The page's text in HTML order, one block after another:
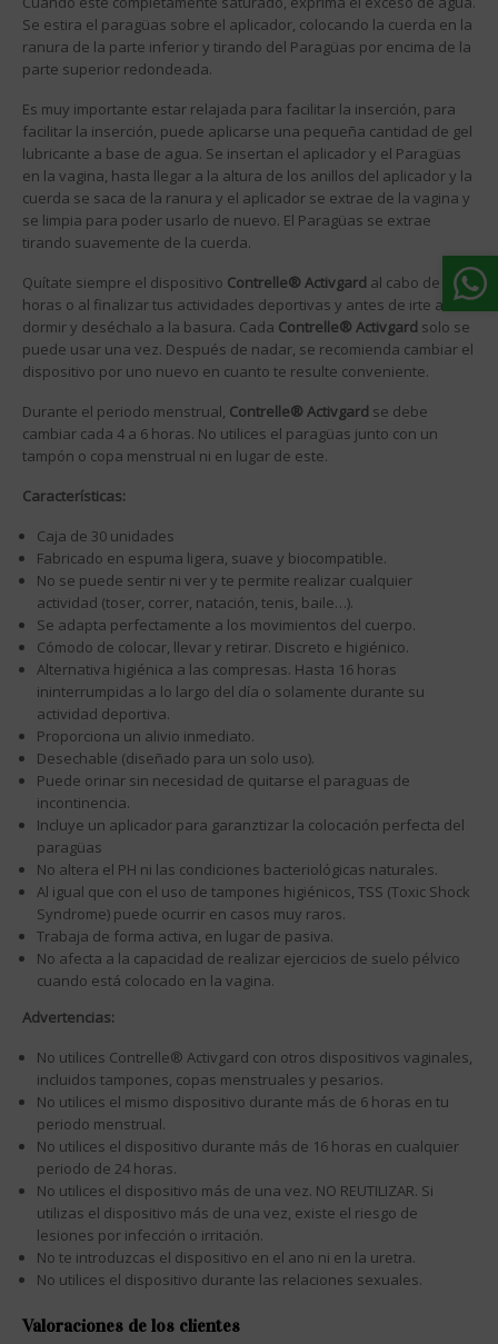
Se estira el paragüas sobre el aplicador, colocando la cuerda en la
ranura de la parte inferior y tirando del Paragüas por encima de la
parte superior redondeada.
Es muy importante estar relajada para facilitar la inserción, para
facilitar la inserción, puede aplicarse una pequeña cantidad de gel
lubricante a base de agua. Se insertan el aplicador y el Paragüas
en la vagina, hasta llegar a la altura de los anillos del aplicador y la
cuerda se saca de la ranura y el aplicador se extrae de la vagina y
se limpia para poder usarlo de nuevo. El Paragüas se extrae
tirando suavemente de la cuerda.
Quítate siempre el dispositivo Contrelle® Activgard al cabo de 16
horas o al finalizar tus actividades deportivas y antes de irte a
dormir y deséchalo a la basura. Cada Contrelle® Activgard solo se
puede usar una vez. Después de nadar, se recomienda cambiar el
dispositivo por uno nuevo en cuanto te resulte conveniente.
Durante el periodo menstrual, Contrelle® Activgard se debe
cambiar cada 4 a 6 horas. No utilices el paragüas junto con un
tampón o copa menstrual ni en lugar de este.
Características:
Caja de 30 unidades
Fabricado en espuma ligera, suave y biocompatible.
No se puede sentir ni ver y te permite realizar cualquier
actividad (toser, correr, natación, tenis, baile…).
Se adapta perfectamente a los movimientos del cuerpo.
Cómodo de colocar, llevar y retirar. Discreto e higiénico.
Alternativa higiénica a las compresas. Hasta 16 horas
ininterrumpidas a lo largo del día o solamente durante su
actividad deportiva.
Proporciona un alivio inmediato.
Desechable (diseñado para un solo uso).
Puede orinar sin necesidad de quitarse el paraguas de
incontinencia.
Incluye un aplicador para garanztizar la colocación perfecta del
paragüas
No altera el PH ni las condiciones bacteriológicas naturales.
Al igual que con el uso de tampones higiénicos, TSS (Toxic Shock
Syndrome) puede ocurrir en casos muy raros.
Trabaja de forma activa, en lugar de pasiva.
No afecta a la capacidad de realizar ejercicios de suelo pélvico
cuando está colocado en la vagina.
Advertencias:
No utilices Contrelle® Activgard con otros dispositivos vaginales,
incluidos tampones, copas menstruales y pesarios.
No utilices el mismo dispositivo durante más de 6 horas en tu
periodo menstrual.
No utilices el dispositivo durante más de 16 horas en cualquier
periodo de 24 horas.
No utilices el dispositivo más de una vez. NO REUTILIZAR. Si
utilizas el dispositivo más de una vez, existe el riesgo de
lesiones por infección o irritación.
No te introduzcas el dispositivo en el ano ni en la uretra.
No utilices el dispositivo durante las relaciones sexuales.
Valoraciones de los clientes